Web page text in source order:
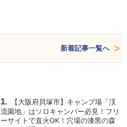
新着記事一覧へ
【大阪府貝塚市】キャンプ場「渓
流園地」はソロキャンパー必見！フリ
ーサイトで直火OK！穴場の漆黒の森